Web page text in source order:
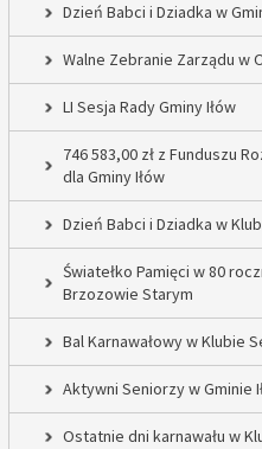
Dzień Babci i Dziadka w
Walne Zebranie Zarządu w
LI Sesja Rady Gminy Iłów
746 583,00 zł z Funduszu
dla Gminy Iłów
Dzień Babci i Dziadka w
Światełko Pamięci w 80
Brzozowie Starym
Bal Karnawałowy w Klubie
Aktywni Seniorzy w Gminie
Ostatnie dni karnawału w